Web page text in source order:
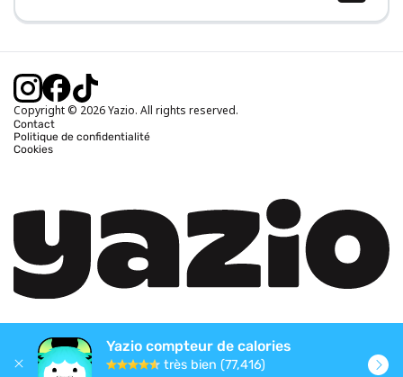
Calcul IMC
Calcul poids idéal
Calcul calories brûlées
Copyright © 2026 Yazio. All rights reserved.
Contact
Politique de confidentialité
Cookies
Yazio compteur de calories
très bien (77,416)